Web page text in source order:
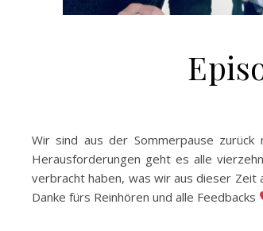
Wir sind aus der Sommerpause
Herausforderungen geht es alle
verbracht haben, was wir aus dieser Zeit
Danke fürs Reinhören und alle Feedbacks